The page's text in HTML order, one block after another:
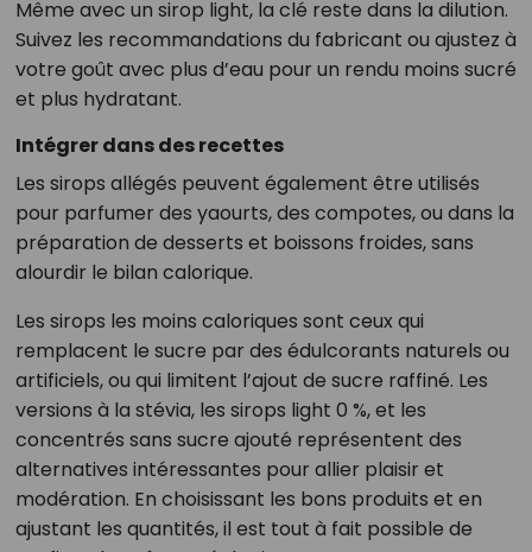
Même avec un sirop light, la clé reste dans la dilution.
Suivez les recommandations du fabricant ou ajustez à
votre goût avec plus d’eau pour un rendu moins sucré
et plus hydratant.
Intégrer dans des recettes
Les sirops allégés peuvent également être utilisés
pour parfumer des yaourts, des compotes, ou dans la
préparation de desserts et boissons froides, sans
alourdir le bilan calorique.
Les sirops les moins caloriques sont ceux qui
remplacent le sucre par des édulcorants naturels ou
artificiels, ou qui limitent l’ajout de sucre raffiné. Les
versions à la stévia, les sirops light 0 %, et les
concentrés sans sucre ajouté représentent des
alternatives intéressantes pour allier plaisir et
modération. En choisissant les bons produits et en
ajustant les quantités, il est tout à fait possible de